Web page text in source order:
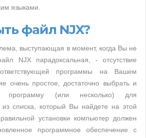
языками.
файл NJX?
выступающая в момент, когда Вы не
NJX парадоксальная, - отсутствие
программы на Вашем
очень простое, достаточно выбрать и
программу (или несколько) для
списка, который Вы найдете на этой
установки компьютер должен
программное обеспечение с